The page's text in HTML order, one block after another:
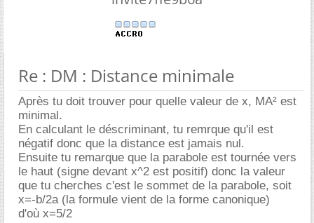
Re : DM : Distance minimale
Après tu doit trouver pour quelle valeur de x, MA² est
minimal.
En calculant le déscriminant, tu remrque qu'il est
négatif donc que la distance est jamais nul.
Ensuite tu remarque que la parabole est tournée vers
le haut (signe devant x^2 est positif) donc la valeur
que tu cherches c'est le sommet de la parabole, soit
x=-b/2a (la formule vient de la forme canonique)
d'où x=5/2